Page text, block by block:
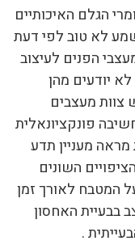
הגלם האיכותיים
לא טוב לפי דעת
הפנים לעיצוב
יודעים מהן
מעצבים
פונקציונאלית
מעניין תדע
השונים
המטבח לאורך זמן
בבעיית האחסון
.